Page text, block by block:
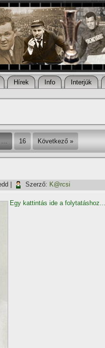
Hí­rek Info Interjúk
… 16 Következő »
Szerző: K@rcsi
Egy kattintás ide a